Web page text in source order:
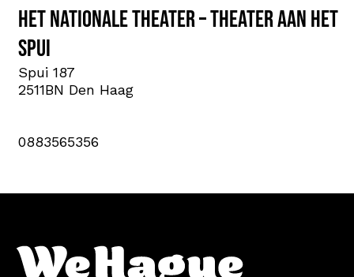
Het Nationale Theater – Theater aan het
Spui
Spui 187
2511BN Den Haag
0883565356